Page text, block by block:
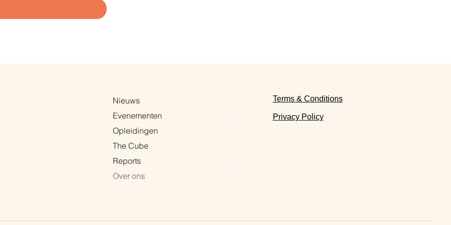
Nieuws
Evenementen
Opleidingen
The Cube
Reports
Over ons
Terms & Conditions
Privacy Policy